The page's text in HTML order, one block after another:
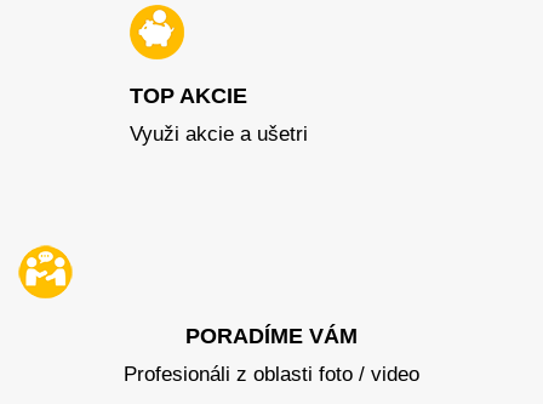
TOP AKCIE
Využi akcie a ušetri
PORADÍME VÁM
Profesionáli z oblasti foto / video